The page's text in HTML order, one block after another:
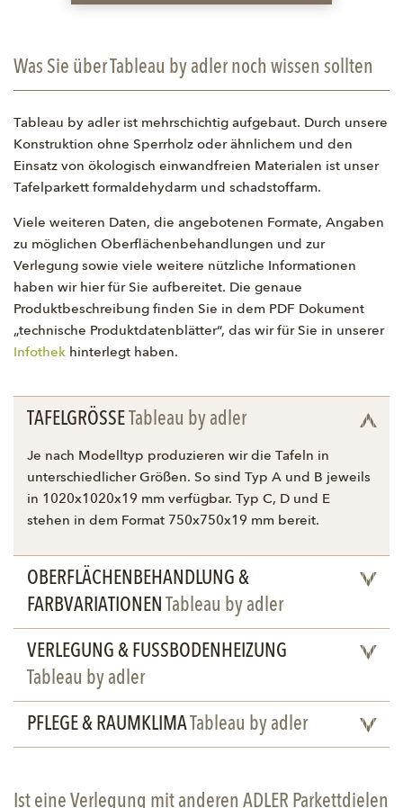
Was Sie über Tableau by adler noch wissen sollten
Tableau by adler ist mehrschichtig aufgebaut. Durch unsere
Konstruktion ohne Sperrholz oder ähnlichem und den
Einsatz von ökologisch einwandfreien Materialen ist unser
Tafelparkett formaldehydarm und schadstoffarm.
Viele weiteren Daten, die angebotenen Formate, Angaben
zu möglichen Oberflächenbehandlungen und zur
Verlegung sowie viele weitere nützliche Informationen
haben wir hier für Sie aufbereitet. Die genaue
Produktbeschreibung finden Sie in dem PDF Dokument
„technische Produktdatenblätter“, das wir für Sie in unserer
Infothek hinterlegt haben.
TAFELGRÖSSE Tableau by adler
Je nach Modelltyp produzieren wir die Tafeln in
unterschiedlicher Größen. So sind Typ A und B jeweils
in 1020x1020x19 mm verfügbar. Typ C, D und E
stehen in dem Format 750x750x19 mm bereit.
OBERFLÄCHENBEHANDLUNG &
FARBVARIATIONEN
Tableau by adler
VERLEGUNG & FUSSBODENHEIZUNG
Tableau by adler
PFLEGE & RAUMKLIMA Tableau by adler
Ist eine Verlegung mit anderen ADLER Parkettdielen